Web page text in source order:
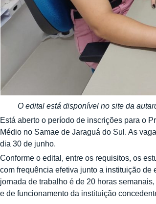
O edital está disponível no site da
Está aberto o período de inscrições para o
Médio no Samae de Jaraguá do Sul. As
dia 30 de junho.
Conforme o edital, entre os requisitos, os
com frequência efetiva junto a instituição
jornada de trabalho é de 20 horas
e de funcionamento da instituição